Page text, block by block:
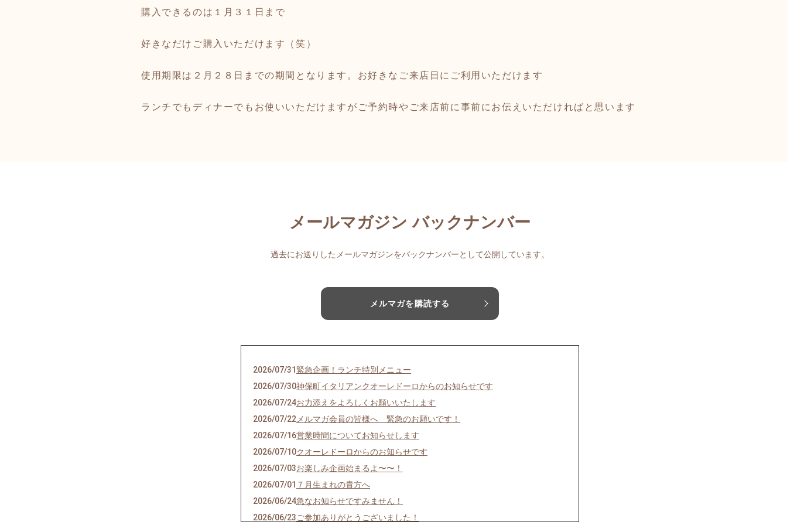
購入できるのは１月３１日まで
好きなだけご購入いただけます（笑）
使用期限は２月２８日までの期間となります。お好きなご来店日にご利用いただけます
ランチでもディナーでもお使いいただけますがご予約時やご来店前に事前にお伝えいただければと思います
メールマガジン バックナンバー
過去にお送りしたメールマガジンをバックナンバーとして公開しています。
メルマガを購読する
2026/07/31 緊急企画！ランチ特別メニュー
2026/07/30神保町イタリアンクオーレドーロからのお知らせです
2026/07/24お力添えをよろしくお願いいたします
2026/07/22 メルマガ会員の皆様へ 緊急のお願いです！
2026/07/16営業時間についてお知らせします
2026/07/10クオーレドーロからのお知らせです
2026/07/03お楽しみ企画始まるよ〜〜！
2026/07/01 ７月生まれの貴方へ
2026/06/24急なお知らせですみません！
2026/06/23ご参加ありがとうございました！